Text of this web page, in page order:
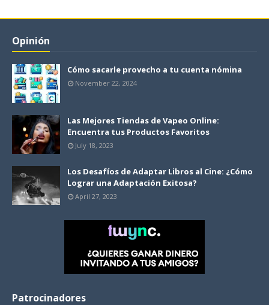
Opinión
Cómo sacarle provecho a tu cuenta nómina
November 22, 2024
Las Mejores Tiendas de Vapeo Online:
Encuentra tus Productos Favoritos
July 18, 2023
Los Desafíos de Adaptar Libros al Cine: ¿Cómo
Lograr una Adaptación Exitosa?
April 27, 2023
Patrocinadores